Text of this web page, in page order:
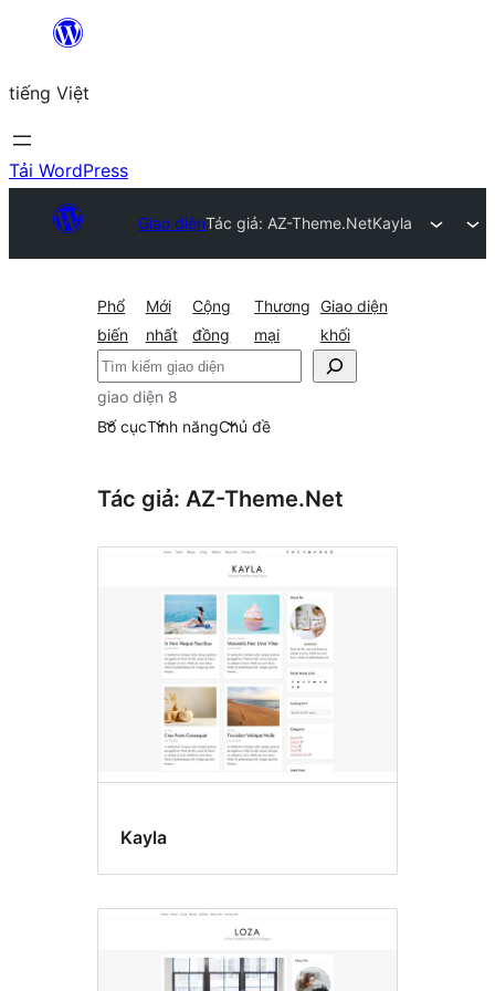
Chuyển
phần
nội
dung
tiếng Việt
Tải WordPress
Giao diệnTác giả: AZ-Theme.NetKayla
Phổ
biến
Mới
nhất
Cộng
đồng
Thương
mại
Giao diện
khối
Tìm
kiếm
giao diện 8
Bố cụcTính năngChủ đề
Tác giả: AZ-Theme.Net
Kayla